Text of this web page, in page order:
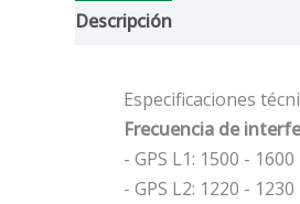
Descripción
Especificaciones
Frecuencia de
- GPS L1: 1500 -
- GPS L2: 1220 -